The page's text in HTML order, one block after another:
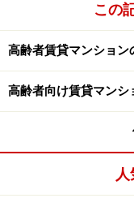
この
高齢者賃貸マンション
高齢者向け賃貸マンシ